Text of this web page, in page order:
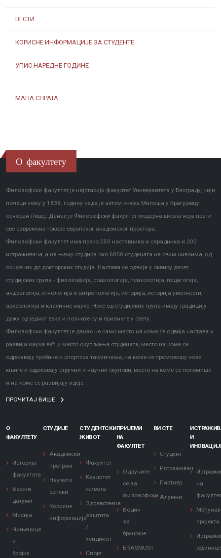
ВЕСТИ
КОРИСНЕ ИНФОРМАЦИЈЕ ЗА СТУДЕНТЕ
УПИС НАРЕДНЕ ГОДИНЕ
МАПА СПРАТА
О факултету
Филозофски факултет је најстарији факултет Универзитета у Београду, чији
почеци сежу у 1838. годину када је актом кнеза Милоша у Крагујевцу
основан Лицеј. Данас је Филозофски факултет модерна школа која прати
све савремене токове европског академског простора.
Филозофски факултет има преко 250 наставника и сарадника и 200
истраживача, а на њему студира око 6000 студената на свим нивоима, од
основних до докторских студија. Настава се одвија у оквиру десет
студијских група - филозофија, социологија, психологија, педагогија,
андрагогија, етнологија и антропологија, историја, историја уметности,
археологија и класичне науке. Неке од студијских група имају традицију
дужу од једног века и познате су и признате у свету.
Филозофски факултет је данас не само место на коме се одвија настава и
развија наука већ и место окупљања студената, место на коме се
одржавају трибине и спортска такмичења, на коме се промовишу нове
књиге и одржавају стручни и научни скупови, место на коме се полемише
и на коме се развијају идеје.
ПРОЧИТАЈ ВИШЕ
О
ФАКУЛТЕТУ
Историја
факултета
Важни
датуми
Мисија
Чињенице
и
бројке
СТУДИЈЕ
Академски
програм
Научите
српски
Корисне
информације
СТУДЕНТСКИ
ЖИВОТ
Факултет
Квалитет
живота
Здравствена
заштита
/
хендикеп
Спорт
ПРИЈЕМИ
НА
ФАКУЛТЕТ
Одлучите
се за
филозофски
Водич
за
бруцоше
ERASMUS+
ВИ СТЕ
Студент
Истраживач
Партнер
Алумни
И
на
пројекти
јединице